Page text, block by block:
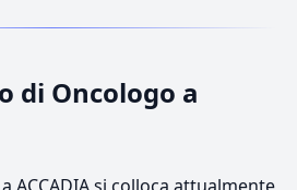
di Oncologo a
a ACCADIA si colloca attualmente